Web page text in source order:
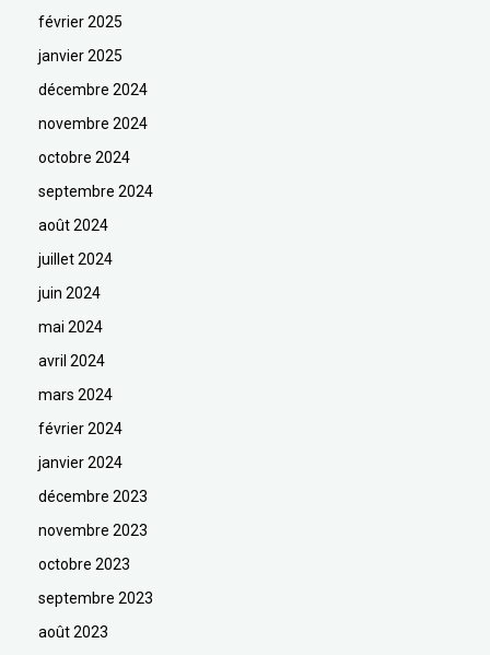
février 2025
janvier 2025
décembre 2024
novembre 2024
octobre 2024
septembre 2024
août 2024
juillet 2024
juin 2024
mai 2024
avril 2024
mars 2024
février 2024
janvier 2024
décembre 2023
novembre 2023
octobre 2023
septembre 2023
août 2023